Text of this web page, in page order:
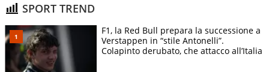
SPORT TREND
F1, la Red Bull prepara la successione a
Verstappen in “stile Antonelli”.
Colapinto derubato, che attacco all’Italia